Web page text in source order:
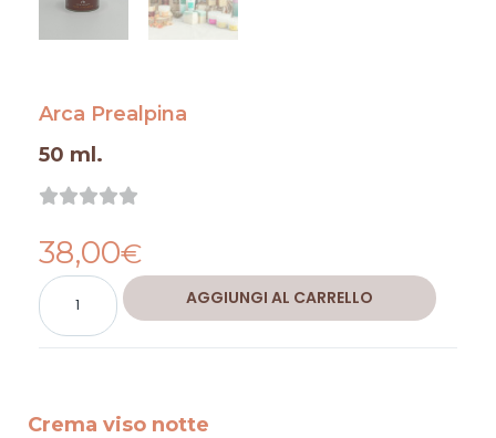
Arca Prealpina
50 ml.

su
5
38,00€
Crema
viso
notte
AGGIUNGI AL CARRELLO
Alternative:
Crema viso notte